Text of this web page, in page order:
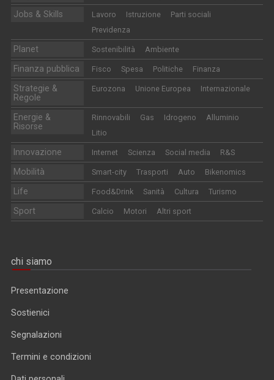
Jobs & Skills Lavoro Istruzione
Parti sociali
Previdenza
Planet Sostenibilità Ambiente
Finanza pubblica Fisco Spesa Politiche Finanza
Strategie &
Regole
Eurozona Unione Europea Internazionale
Energie &
Risorse
Rinnovabili Gas Idrogeno
Alluminio
Litio
Innovazione Internet Scienza Social media R&S
Mobilità Smart-city Trasporti Auto Bikenomics
Life Food&Drink Sanità Cultura Turismo
Sport Calcio Motori Altri sport
chi siamo
Presentazione
Sostienici
Segnalazioni
Termini e condizioni